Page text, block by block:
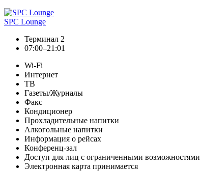
SPC Lounge
Терминал 2
07:00–21:01
Wi-Fi
Интернет
ТВ
Газеты/Журналы
Факс
Кондиционер
Прохладительные напитки
Алкогольные напитки
Информация о рейсах
Конференц-зал
Доступ для лиц с ограниченными возможностями
Электронная карта принимается